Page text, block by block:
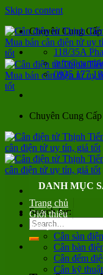
Skip to content
Chuyên Cung
118/35A
0935 177
Chuyên Cung
Search for:
DANH MỤC
Trang chủ
Giới thiệu
Sản phẩm
Cân sàn
Cân bàn
Cân đếm
Cân kỹ thuật